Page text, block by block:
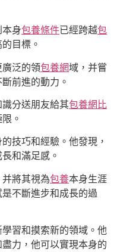
身包養條件已經跨越包
目標。
泛的領包養網域，并嘗
前進的動力。
分送朋友給其包養網比
。
技巧和經驗。他發現，
和滿足感。
將其視為包養本身生涯
不斷進步和成長的過
習和摸索新的領域。他
盡力，他可以實現本身的